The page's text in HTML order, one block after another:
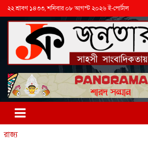
২২ শ্রাবণ ১৪৩৩, শনিবার ০৮ আগস্ট ২০২৬ ই-পোর্টাল
রাজ্য